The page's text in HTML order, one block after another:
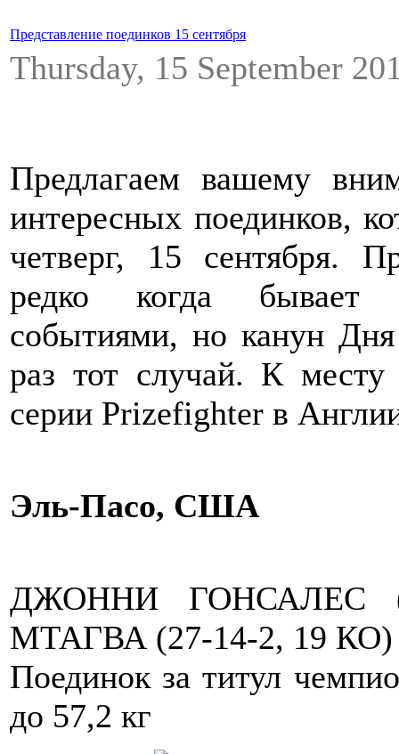
Представление поединков 15 сентября
Thursday, 15 September
Предлагаем вашему
интересных поединков,
четверг, 15 сентября.
редко когда бывает
событиями, но канун
раз тот случай. К
серии Prizefighter в
Эль-Пасо, США
ДЖОННИ ГОНСАЛЕС
МТАГВА (27-14-2, 19 КО)
Поединок за титул
до 57,2 кг